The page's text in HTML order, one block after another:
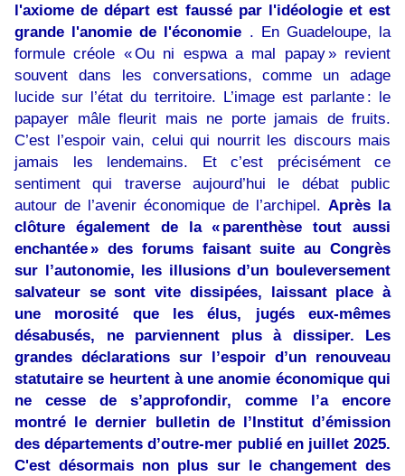
l'axiome de départ est faussé par l'idéologie et est
grande l'anomie de l'économie . En Guadeloupe, la
formule créole « Ou ni espwa a mal papay » revient
souvent dans les conversations, comme un adage
lucide sur l’état du territoire. L’image est parlante : le
papayer mâle fleurit mais ne porte jamais de fruits.
C’est l’espoir vain, celui qui nourrit les discours mais
jamais les lendemains. Et c’est précisément ce
sentiment qui traverse aujourd’hui le débat public
autour de l’avenir économique de l’archipel. Après la
clôture également de la « parenthèse tout aussi
enchantée » des forums faisant suite au Congrès
sur l’autonomie, les illusions d’un bouleversement
salvateur se sont vite dissipées, laissant place à
une morosité que les élus, jugés eux-mêmes
désabusés, ne parviennent plus à dissiper. Les
grandes déclarations sur l’espoir d’un renouveau
statutaire se heurtent à une anomie économique qui
ne cesse de s’approfondir, comme l’a encore
montré le dernier bulletin de l’Institut d’émission
des départements d’outre-mer publié en juillet 2025.
C'est désormais non plus sur le changement des